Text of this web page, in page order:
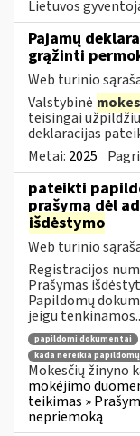
Lietuvos
Pajamų
grąžinti
Web turinio
Valstybinė
teisingai
deklaracijas
Metai: 2025
pateikti
prašymą dėl
išdėstymo
Web turinio
Registracijos
Prašymas
Papildomų
jeigu
papildomi dokumentai
kada nereikia
Mokesčių žinyno
mokėjimo
teikimas »
nepriemoką